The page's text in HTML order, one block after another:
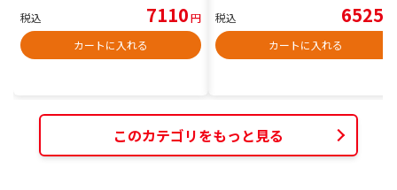
税込 7110円
カートに入れる
税込 6525
カートに入れる
このカテゴリをもっと見る